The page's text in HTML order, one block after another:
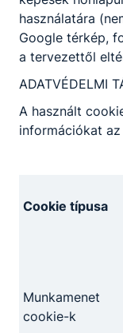
150 000 Ft
Diákjaink és
2026. jún. 10.
használatára
Google térkép,
a tervezettől
ADATVÉDELMI
A használt
információkat
Cookie típusa
Munkamenet
cookie-k